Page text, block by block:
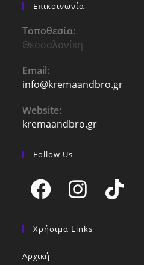
Επικοινωνία
Τοποθεσία:
Θεσσαλονίκη
Email:
info@kremaandbro.grOpens
Website:
kremaandbro.gr
Follow Us
in
new
in
Χρήσιμα Links
Αρχική